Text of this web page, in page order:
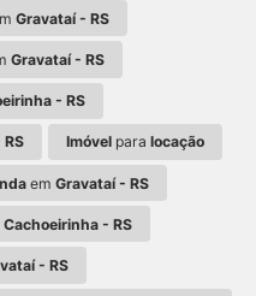
Gravataí - RS
Gravataí - RS
- RS
Imóvel paralocação
em Gravataí - RS
Cachoeirinha - RS
- RS